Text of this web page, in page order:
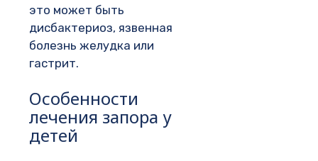
это может быть
дисбактериоз, язвенная
болезнь желудка или
гастрит.
Особенности
лечения запора у
детей